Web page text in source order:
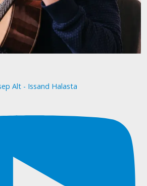
Alt - Issand Halasta